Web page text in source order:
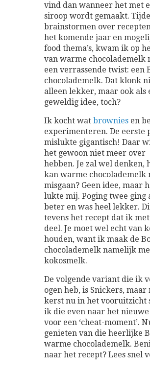
vind dan wanneer het met
siroop wordt gemaakt.
brainstormen over
het komende jaar en
food thema’s, kwam ik op
van warme chocolademelk
een verrassende twist: een
chocolademelk. Dat klonk
alleen lekker, maar ook als
geweldig idee, toch?
Ik kocht wat brownies en
experimenteren. De eerste
mislukte gigantisch! Daar
het gewoon niet meer over
hebben. Je zal wel denken,
kan warme chocolademelk
misgaan? Geen idee, maar
lukte mij. Poging twee ging
beter en was heel lekker.
tevens het recept dat ik
deel. Je moet wel echt van
houden, want ik maak de
chocolademelk namelijk
kokosmelk.
De volgende variant die ik
ogen heb, is Snickers, maar
kerst nu in het vooruitzicht
ik die even naar het
voor een ‘cheat-moment’.
genieten van die heerlijke
warme chocolademelk.
naar het recept? Lees snel